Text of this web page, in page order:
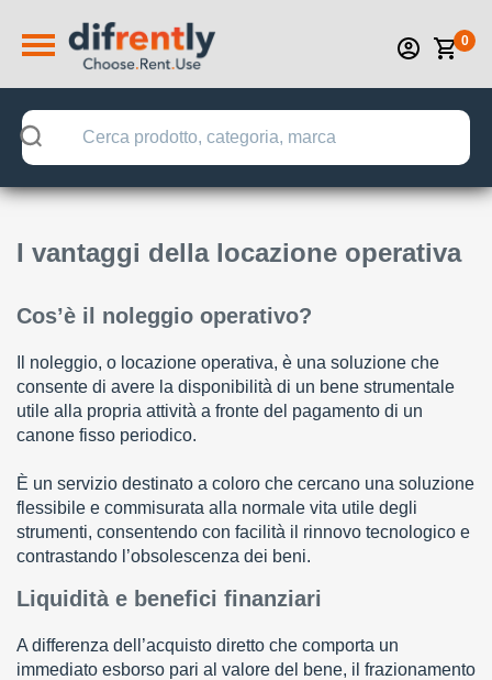
0
I vantaggi della locazione operativa
Cos’è il noleggio operativo?
Il noleggio, o locazione operativa, è una soluzione che
consente di avere la disponibilità di un bene strumentale
utile alla propria attività a fronte del pagamento di un
canone fisso periodico.
È un servizio destinato a coloro che cercano una soluzione
flessibile e commisurata alla normale vita utile degli
strumenti, consentendo con facilità il rinnovo tecnologico e
contrastando l’obsolescenza dei beni.
Liquidità e benefici finanziari
A differenza dell’acquisto diretto che comporta un
immediato esborso pari al valore del bene, il frazionamento